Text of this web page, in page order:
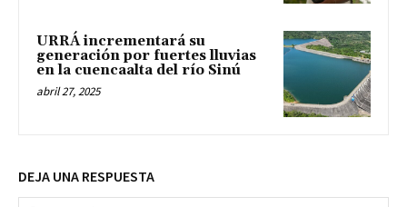
URRÁ incrementará su
generación por fuertes lluvias
en la cuencaalta del río Sinú
abril 27, 2025
DEJA UNA RESPUESTA